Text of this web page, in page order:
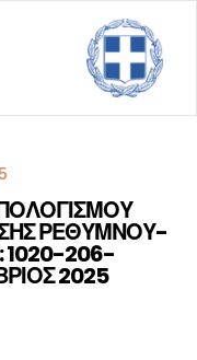
ΔΠΕ
ΡΕΘΥΜΝΟΥ-
206-
2025